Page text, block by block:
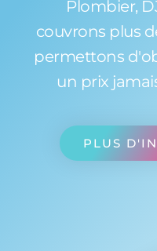
Plombier,
couvrons plus
permettons
un prix
PLUS